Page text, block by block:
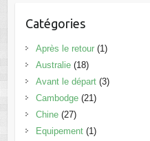
Catégories
Après le retour(1)
Australie(18)
Avant le départ(3)
Cambodge(21)
Chine(27)
Equipement(1)